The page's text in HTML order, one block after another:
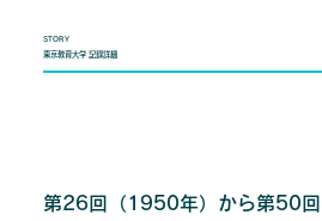
STORY
東京教育大学 記録詳細
第26回（1950年）から第50